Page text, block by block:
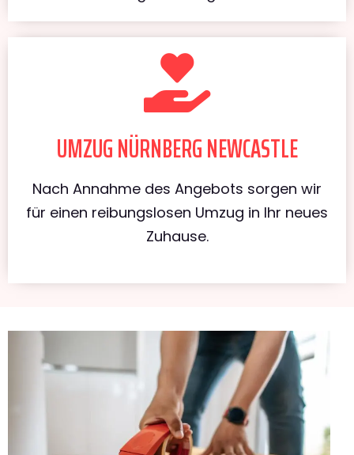
UMZUG NÜRNBERG NEWCASTLE
Nach Annahme des Angebots sorgen wir
für einen reibungslosen Umzug in Ihr neues
Zuhause.